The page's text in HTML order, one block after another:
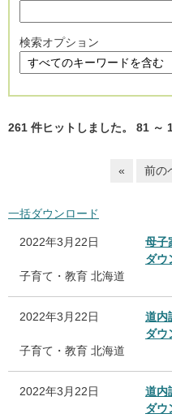
検索オプション
261 件ヒットしました。 81 ～
« 前の
一括ダウンロード
2022年3月22日
母子
ダウ
子育て・教育 北海道
2022年3月22日
道内
ダウ
子育て・教育 北海道
2022年3月22日
道内
ダウ